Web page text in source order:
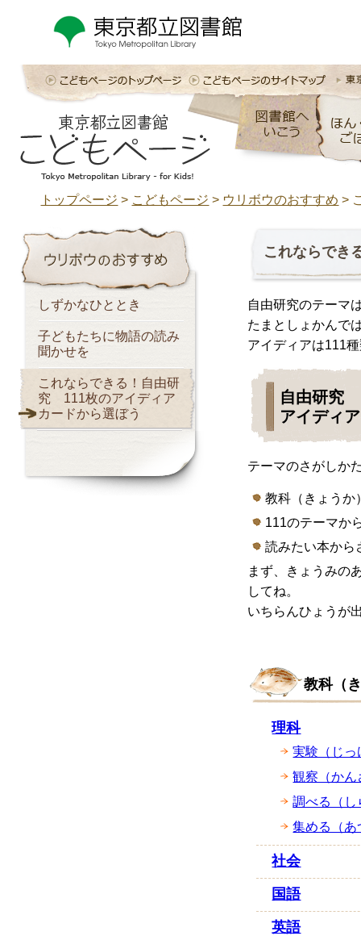
トップページ > こどもページ > ウリボウのおすすめ >
しずかなひととき
子どもたちに物語の読み
聞かせを
これならできる！自由研
究 111枚のアイディア
カードから選ぼう
これならでき
自由研究のテーマ
たまとしょかんで
アイディアは111
自由研究
アイディ
テーマのさがしか
教科（きょうか
111のテーマか
読みたい本から
まず、きょうみの
してね。
いちらんひょうが
教科（
理科
実験（じっ
観察（かん
調べる（し
集める（あ
社会
国語
英語